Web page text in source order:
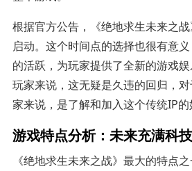
根据官方公告，《绝地求生未来之
启动。这个时间点的选择也很有意
的活跃，为玩家提供了全新的游戏
玩家来说，这无疑是久违的回归，
家来说，是了解和加入这个传统IP的
游戏特点分析：未来充满科
《绝地求生未来之战》最大的特点